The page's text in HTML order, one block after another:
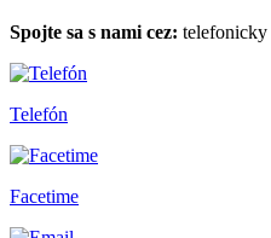
Spojte sa s nami cez: telefonicky
Telefón
Facetime